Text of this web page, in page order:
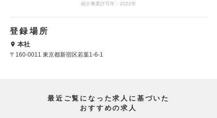
紹介事業許可年：2022年
登録場所
本社
〒160-0011 東京都新宿区若葉1-6-1
最近ご覧になった求人に基づいた
おすすめの求人